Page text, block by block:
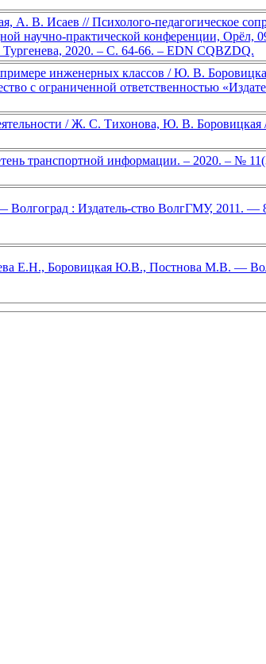
А. В. Исаев // Психолого-педагогическое
научно-практической конференции, Орёл,
2020. – С. 64-66. – EDN CQBZDQ.
примере инженерных классов / Ю. В.
с ограниченной ответственностью
/ Ж. С. Тихонова, Ю. В. Боровицкая
транспортной информации. – 2020. – №
: Издатель-ство ВолгГМУ, 2011. —
Е.Н., Боровицкая Ю.В., Постнова М.В. —